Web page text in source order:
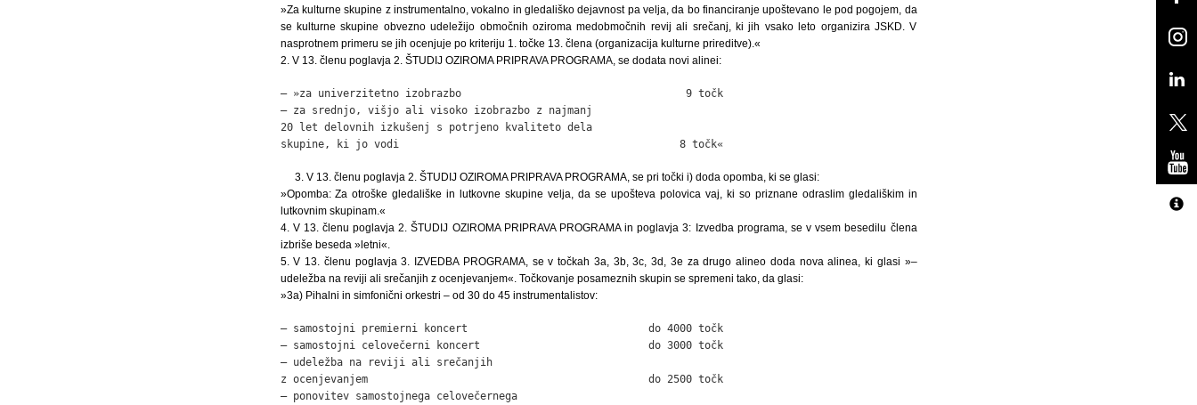
»Za kulturne skupine z instrumentalno, vokalno in gledališko dejavnost pa velja, da bo financiranje upoštevano le pod pogojem, da
se kulturne skupine obvezno udeležijo območnih oziroma medobmočnih revij ali srečanj, ki jih vsako leto organizira JSKD. V
nasprotnem primeru se jih ocenjuje po kriteriju 1. točke 13. člena (organizacija kulturne prireditve).«
2. V 13. členu poglavja 2. ŠTUDIJ OZIROMA PRIPRAVA PROGRAMA, se dodata novi alinei:
– »za univerzitetno izobrazbo                                    9 točk
– za srednjo, višjo ali visoko izobrazbo z najmanj
20 let delovnih izkušenj s potrjeno kvaliteto dela
skupine, ki jo vodi                                             8 točk«
3. V 13. členu poglavja 2. ŠTUDIJ OZIROMA PRIPRAVA PROGRAMA, se pri točki i) doda opomba, ki se glasi:
»Opomba: Za otroške gledališke in lutkovne skupine velja, da se upošteva polovica vaj, ki so priznane odraslim gledališkim in
lutkovnim skupinam.«
4. V 13. členu poglavja 2. ŠTUDIJ OZIROMA PRIPRAVA PROGRAMA in poglavja 3: Izvedba programa, se v vsem besedilu člena
izbriše beseda »letni«.
5. V 13. členu poglavja 3. IZVEDBA PROGRAMA, se v točkah 3a, 3b, 3c, 3d, 3e za drugo alineo doda nova alinea, ki glasi »–
udeležba na reviji ali srečanjih z ocenjevanjem«. Točkovanje posameznih skupin se spremeni tako, da glasi:
»3a) Pihalni in simfonični orkestri – od 30 do 45 instrumentalistov:
– samostojni premierni koncert                             do 4000 točk
– samostojni celovečerni koncert                           do 3000 točk
– udeležba na reviji ali srečanjih
z ocenjevanjem                                             do 2500 točk
– ponovitev samostojnega celovečernega